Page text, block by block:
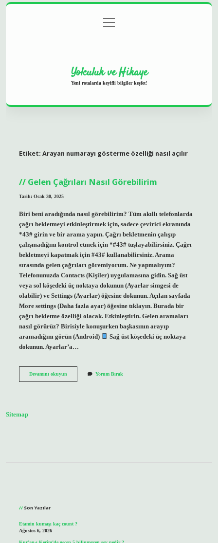
Gizlilik Politikası
menüyü
aç
Yolculuk ve Hikaye
Yeni rotalarda keyifli bilgiler keşfet!
Etiket: Arayan numarayı gösterme özelliği nasıl açılır
Gelen Çağrıları Nasıl Görebilirim
Tarih: Ocak 30, 2025
Biri beni aradığında nasıl görebilirim? Tüm akıllı telefonlarda
çağrı bekletmeyi etkinleştirmek için, sadece çevirici ekranında
*43# girin ve bir arama yapın. Çağrı bekletmenin çalışıp
çalışmadığını kontrol etmek için *#43# tuşlayabilirsiniz. Çağrı
bekletmeyi kapatmak için #43# kullanabilirsiniz. Arama
sırasında gelen çağrıları göremiyorum. Ne yapmalıyım?
Telefonunuzda Contacts (Kişiler) uygulamasına gidin. Sağ üst
veya sol köşedeki üç noktaya dokunun (Ayarlar simgesi de
olabilir) ve Settings (Ayarlar) öğesine dokunun. Açılan sayfada
More settings (Daha fazla ayar) öğesine tıklayın. Burada bir
çağrı bekletme özelliği olacak. Etkinleştirin. Gelen aramaları
nasıl görürüz? Birisiyle konuşurken başkasının arayıp
aramadığını görün (Android)
Sağ üst köşedeki üç noktaya
dokunun. Ayarlar’a…
Devamını okuyunGelen
Yorum Bırak
Sitemap
Son Yazılar
Etamin kumaşı kaç count ?
Ağustos 6, 2026